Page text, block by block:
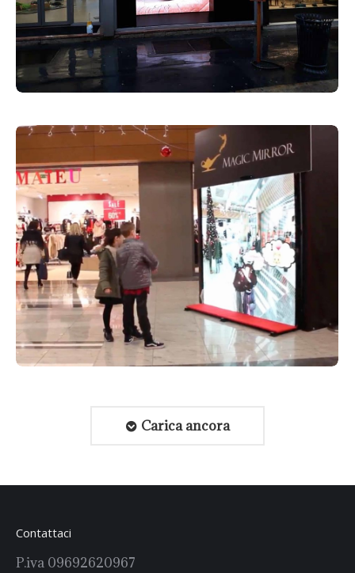
Centri Commerciali 30 Marzo 2019
Carica ancora
Contattaci
P.iva 09692620967